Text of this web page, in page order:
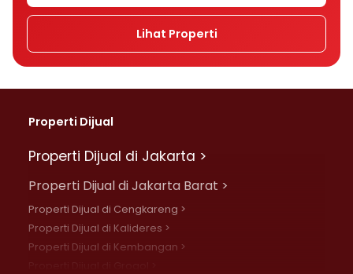
Lihat Properti
Properti Dijual
Properti Dijual di Jakarta >
Properti Dijual di Jakarta Barat >
Properti Dijual di Cengkareng >
Properti Dijual di Kalideres >
Properti Dijual di Kembangan >